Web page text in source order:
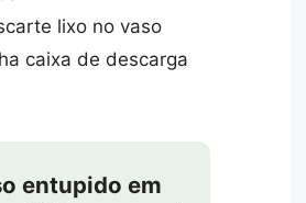
lixo no vaso
caixa de descarga
entupido em